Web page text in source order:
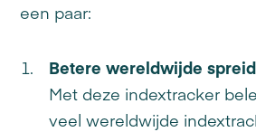
een paar:
Betere wereldwijde
Met deze indextracker
veel wereldwijde